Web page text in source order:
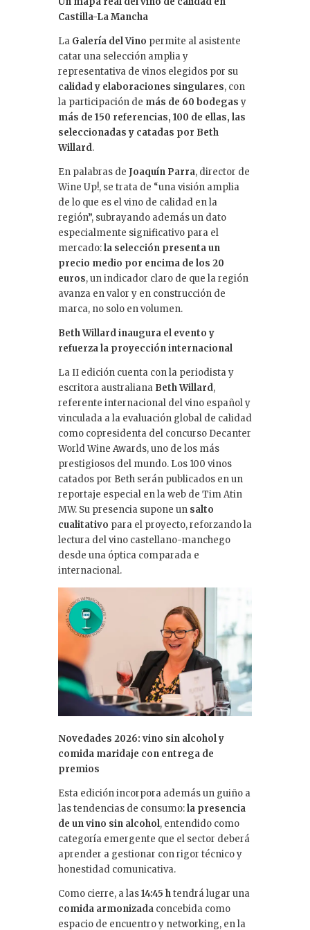
Castilla-La Mancha
La Galería del Vino permite al asistente
catar una selección amplia y
representativa de vinos elegidos por su
calidad y elaboraciones singulares, con
la participación de más de 60 bodegas y
más de 150 referencias, 100 de ellas, las
seleccionadas y catadas por Beth
Willard.
En palabras de Joaquín Parra, director de
Wine Up!, se trata de “una visión amplia
de lo que es el vino de calidad en la
región”, subrayando además un dato
especialmente significativo para el
mercado:la selección presenta un
precio medio por encima de los 20
euros, un indicador claro de que la región
avanza en valor y en construcción de
marca, no solo en volumen.
Beth Willard inaugura el evento y
refuerza la proyección internacional
La II edición cuenta con la periodista y
escritora australiana Beth Willard,
referente internacional del vino español y
vinculada a la evaluación global de calidad
como copresidenta del concurso Decanter
World Wine Awards, uno de los más
prestigiosos del mundo. Los 100 vinos
catados por Beth serán publicados en un
reportaje especial en la web de Tim Atin
MW. Su presencia supone un salto
cualitativo para el proyecto, reforzando la
lectura del vino castellano-manchego
desde una óptica comparada e
internacional.
Novedades 2026: vino sin alcohol y
comida maridaje con entrega de
premios
Esta edición incorpora además un guiño a
las tendencias de consumo:la presencia
de un vino sin alcohol, entendido como
categoría emergente que el sector deberá
aprender a gestionar con rigor técnico y
honestidad comunicativa.
Como cierre, a las14:45 htendrá lugar una
comida armonizada concebida como
espacio de encuentro y networking, en la